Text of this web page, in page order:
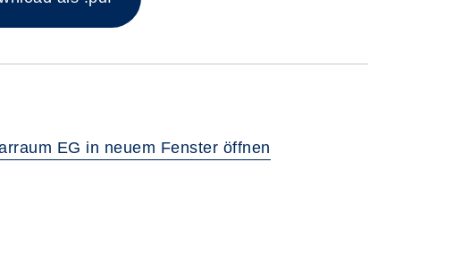
EG in neuem Fenster öffnen